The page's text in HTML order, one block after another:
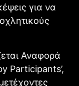
για να
Αναφορά
Participants’,